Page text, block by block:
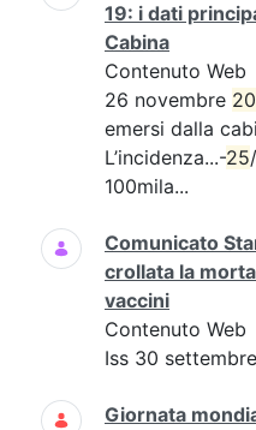
19: i dati
Cabina
Contenuto Web
26 novembre
emersi dalla
L’incidenza...-25
100mila...
Comunicato
crollata la
vaccini
Contenuto Web
Iss 30 settembre
Giornata